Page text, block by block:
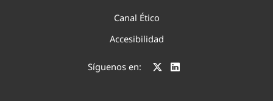
Canal Ético
Accesibilidad
Síguenos en: